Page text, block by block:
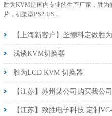
胜为KVM是国内专业的生产厂家，胜
片，机架型PS2-US...
【上海新客户】圣德科定做胜
浅谈KVM切换器
胜为LCD KVM 切换器
【江苏】苏州某公司购买我公
【江苏】致胜电子科技 定制